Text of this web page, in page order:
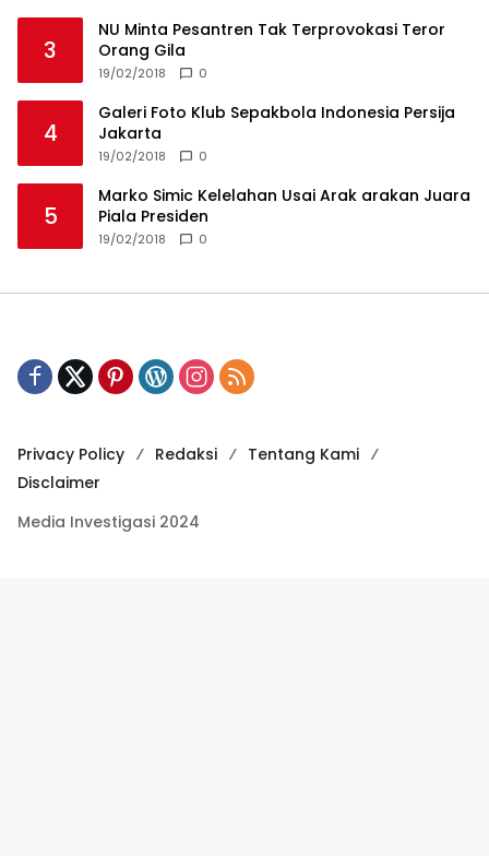
3
NU Minta Pesantren Tak Terprovokasi Teror
Orang Gila
19/02/2018 0
4
Galeri Foto Klub Sepakbola Indonesia Persija
Jakarta
19/02/2018 0
5
Marko Simic Kelelahan Usai Arak arakan Juara
Piala Presiden
19/02/2018 0
Privacy Policy Redaksi
Tentang Kami
Disclaimer
Media Investigasi 2024